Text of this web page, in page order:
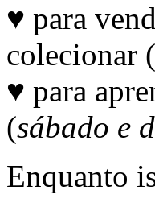
♥ para
colecionar (
♥ para
(sábado e
Enquanto